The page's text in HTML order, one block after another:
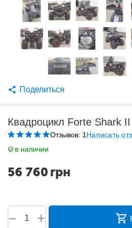
Поделиться
Квадроцикл Forte Shark
Отзывов: 1 Написать
в наличии
56 760 грн
+
−